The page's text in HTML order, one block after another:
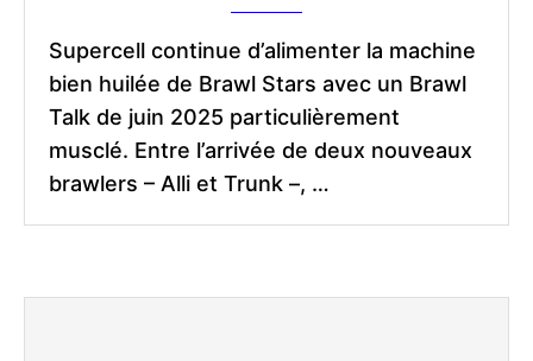
Supercell continue d’alimenter la machine
bien huilée de Brawl Stars avec un Brawl
Talk de juin 2025 particulièrement
musclé. Entre l’arrivée de deux nouveaux
brawlers – Alli et Trunk –, …